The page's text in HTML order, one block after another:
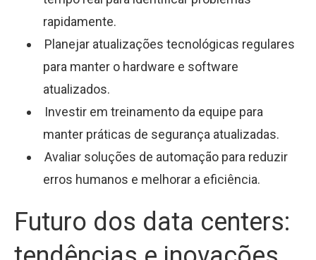
rapidamente.
Planejar atualizações tecnológicas regulares
para manter o hardware e software
atualizados.
Investir em treinamento da equipe para
manter práticas de segurança atualizadas.
Avaliar soluções de automação para reduzir
erros humanos e melhorar a eficiência.
Futuro dos data centers: